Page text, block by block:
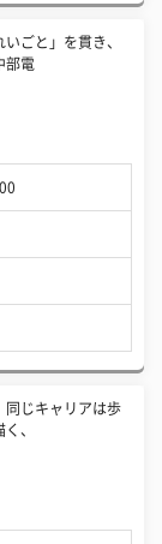
いごと」を貫き、
部電
同じキャリアは歩
、